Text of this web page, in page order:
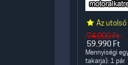
Az utolsó
74.000Ft
59.990 Ft
Mennyiségi
takarja): 1 pár